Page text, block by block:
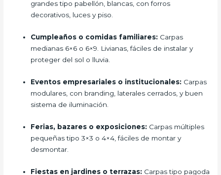
grandes tipo pabellón, blancas, con forros
decorativos, luces y piso.
Cumpleaños o comidas familiares: Carpas
medianas 6×6 o 6×9. Livianas, fáciles de instalar y
proteger del sol o lluvia.
Eventos empresariales o institucionales: Carpas
modulares, con branding, laterales cerrados, y buen
sistema de iluminación.
Ferias, bazares o exposiciones: Carpas múltiples
pequeñas tipo 3×3 o 4×4, fáciles de montar y
desmontar.
Fiestas en jardines o terrazas: Carpas tipo pagoda